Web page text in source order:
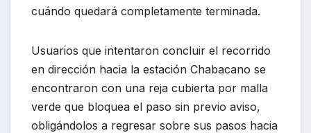
cuándo quedará completamente terminada.
Usuarios que intentaron concluir el recorrido
en dirección hacia la estación Chabacano se
encontraron con una reja cubierta por malla
verde que bloquea el paso sin previo aviso,
obligándolos a regresar sobre sus pasos hacia